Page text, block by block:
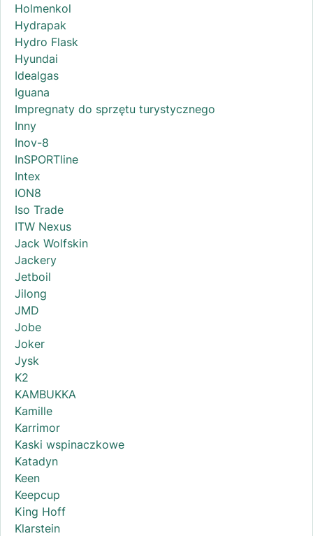
Holmenkol
Hydrapak
Hydro Flask
Hyundai
Idealgas
Iguana
Impregnaty do sprzętu turystycznego
Inny
Inov-8
InSPORTline
Intex
ION8
Iso Trade
ITW Nexus
Jack Wolfskin
Jackery
Jetboil
Jilong
JMD
Jobe
Joker
Jysk
K2
KAMBUKKA
Kamille
Karrimor
Kaski wspinaczkowe
Katadyn
Keen
Keepcup
King Hoff
Klarstein